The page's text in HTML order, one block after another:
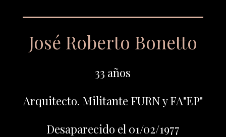
José Roberto Bonetto
33 años
Arquitecto. Militante FURN y FA"EP"
Desaparecido el 01/02/1977